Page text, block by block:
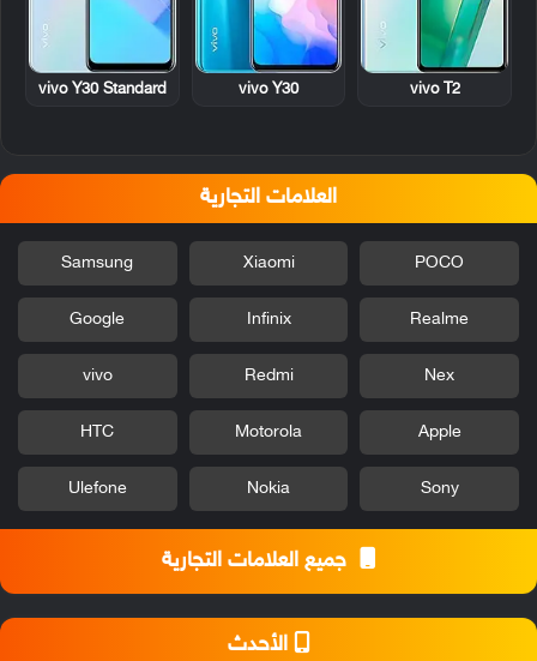
vivo T2
vivo Y30
vivo Y30 Standard
العلامات التجارية
POCO
Xiaomi
Samsung
Realme
Infinix
Google
Nex
Redmi
vivo
Apple
Motorola
HTC
Sony
Nokia
Ulefone
جميع العلامات التجارية
الأحدث